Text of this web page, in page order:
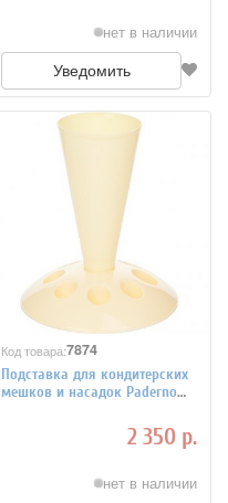
нет в наличии
Уведомить
Код товара:7874
Подставка для кондитерских
мешков и насадок Paderno
2 350 р.
нет в наличии